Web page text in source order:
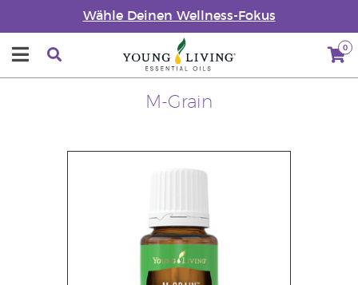
Wähle Deinen Wellness-Fokus
0
M-Grain